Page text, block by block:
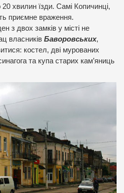
хвилин їзди. Самі Копичинці,
приємне враження.
з двох замків у місті не
власників Баворовських,
костел, дві мурованих
та купа старих кам’яниць